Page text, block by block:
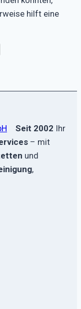
hilft eine
Seit 2002 Ihr
– mit
und
,